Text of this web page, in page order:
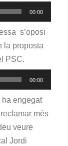
00:00
s’oposi
la proposta
PSC.
00:00
ha engegat
més
veure
Jordi